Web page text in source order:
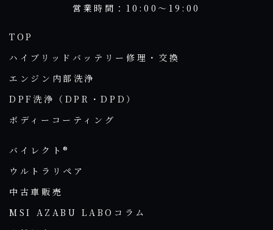
営業時間：10:00～19:00
TOP
ハイブリッドバッテリー修理・交換
エンジン内部洗浄
DPF洗浄（DPR・DPD）
ボディーコーティング
バイレクト®
ウルトラリペア
中古車販売
MSI AZABU LABOコラム